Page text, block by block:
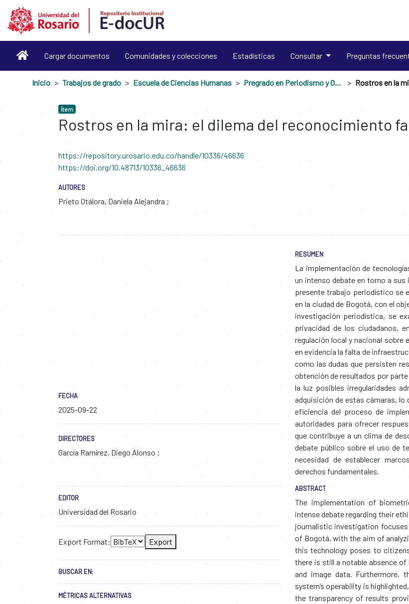
Cargar documentos Comunidades y colecciones Estadísticas Consultar Preguntas
Inicio Trabajos de grado Escuela de Ciencias Humanas Pregrado en Periodismo y Opinión Pública
Ítem
Rostros en la mira: el dilema del reconocimiento
https://repository.urosario.edu.co/handle/10336/46636
https://doi.org/10.48713/10336_46636
AUTORES
Prieto Otálora, Daniela Alejandra
FECHA
2025-09-22
DIRECTORES
García Ramírez, Diego Alonso
EDITOR
Universidad del Rosario
Export Format: Export
BUSCAR EN:
MÉTRICAS ALTERNATIVAS
RESUMEN
La implementación de
un intenso debate en torno a
presente trabajo periodístico se
en la ciudad de Bogotá, con el
investigación periodística, se
privacidad de los ciudadanos,
regulación local y nacional
en evidencia la falta de
como las dudas que persisten
obtención de resultados por
la luz posibles irregularidades
adquisición de estas cámaras,
eficiencia del proceso de
autoridades para ofrecer
que contribuye a un clima de
debate público sobre el uso de
necesidad de establecer
derechos fundamentales.
ABSTRACT
The implementation of
intense debate regarding their
journalistic investigation
of Bogotá, with the aim of
this technology poses to
there is still a notable absence
and image data. Furthermore,
system’s operability is
the transparency of results